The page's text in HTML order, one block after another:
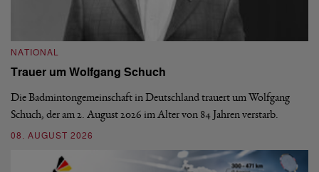
NATIONAL
Trauer um Wolfgang Schuch
Die Badmintongemeinschaft in Deutschland trauert um Wolfgang
Schuch, der am 2. August 2026 im Alter von 84 Jahren verstarb.
08. AUGUST 2026